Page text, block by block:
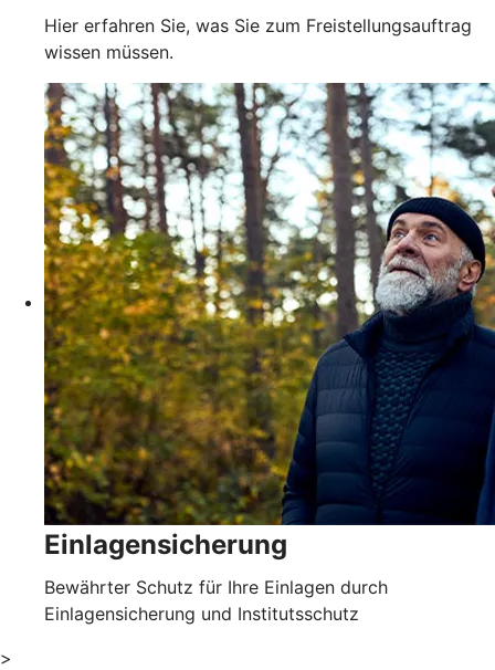
Hier erfahren Sie, was Sie zum Freistellungsauftrag
wissen müssen.
Einlagensicherung
Bewährter Schutz für Ihre Einlagen durch
Einlagensicherung und Institutsschutz
>